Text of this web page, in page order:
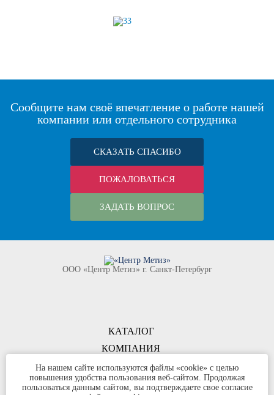
Сообщите нам своё впечатление о работе нашей
компании или отдельного сотрудника
СКАЗАТЬ СПАСИБО
ПОЖАЛОВАТЬСЯ
ЗАДАТЬ ВОПРОС
КОМПАНИЯ
ООО «Центр Метиз» г. Санкт-Петербург
КАТАЛОГ
КОНТАКТЫ
©ООО «Центр Метиз» 2000-2026
Все права защищены
На нашем сайте используются файлы «cookie» с целью
повышения удобства пользования веб-сайтом. Продолжая
пользоваться данным сайтом, вы подтверждаете свое согласие